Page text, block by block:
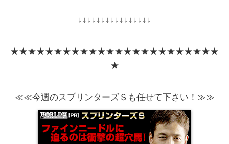
↓↓↓↓↓↓↓↓↓↓↓↓↓↓↓↓
★★★★★★★★★★★★★★★★★★★★★★★★
★
≪≪今週のスプリンターズＳも任せて下さい！≫≫